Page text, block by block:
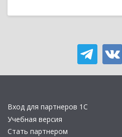
Вход для партнеров 1С
Учебная версия
Стать партнером